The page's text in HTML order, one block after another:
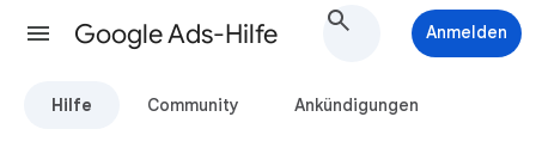
Google Ads-Hilfe Anmelden
Hilfe Community Ankündigungen